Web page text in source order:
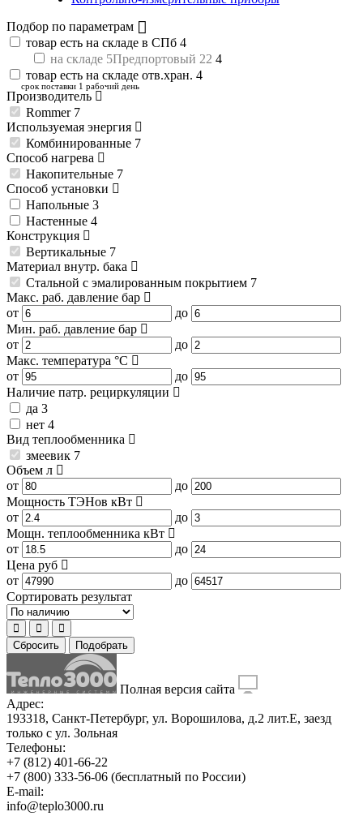
Подбор по параметрам
товар есть на складе в СПб 4
на складе 5Предпортовый 22 4
товар есть на складе отв.хран. 4
срок поставки 1 рабочий день
Производитель
Rommer 7
Используемая энергия
Комбинированные 7
Способ нагрева
Накопительные 7
Способ установки
Напольные 3
Настенные 4
Конструкция
Вертикальные 7
Материал внутр. бака
Стальной с эмалированным покрытием 7
Макс. раб. давление бар
от
до
Мин. раб. давление бар
от
до
Макс. температура °C
от
до
Наличие патр. рециркуляции
да 3
нет 4
Вид теплообменника
змеевик 7
Объем л
от
до
Мощность ТЭНов кВт
от
до
Мощн. теплообменника кВт
от
до
Цена руб
от
до
Сортировать результат
Сбросить Подобрать
Полная версия сайта
Адрес:
193318, Санкт-Петербург, ул. Ворошилова, д.2 лит.Е, заезд
только с ул. Зольная
Телефоны:
+7 (812) 401-66-22
+7 (800) 333-56-06 (бесплатный по России)
E-mail:
info@teplo3000.ru